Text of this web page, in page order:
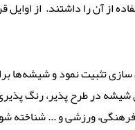
از آن را داشتند.
تثبیت نمود و شیشه‌ها
شیشه در طرح پذیر، رنگ
ورزشی و ... شناخته